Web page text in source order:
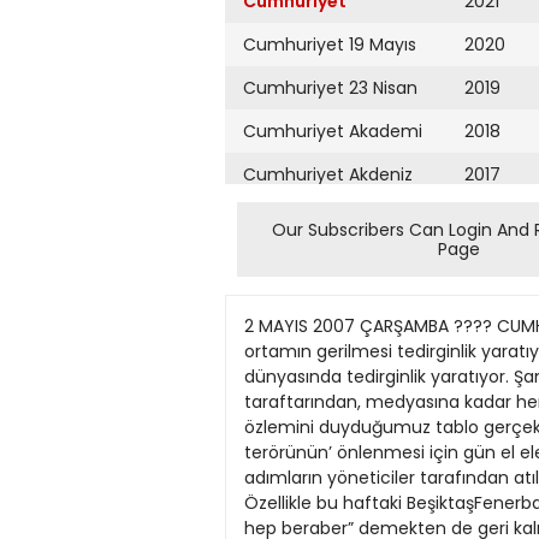
Cumhuriyet 19 Mayıs
Cumhuriyet 23 Nisan
Cumhuriyet Akademi
Cumhuriyet Akdeniz
Cumhuriyet Alışveriş
Cumhuriyet Ankara
Cumhuriyet Büyük
Taaruz
Cumhuriyet
Cumartesi
Cumhuriyet Çevre
2020
2019
2018
2017
2016
2015
2013
2012
2011
2010
2009
Our Subscribers Can Login And
Page
2 MAYIS 2007 ÇARŞAMBA ???? CUMHURİYET SAYFA SPOR spor?cumhuriyet.com.tr 19 Turkcell Süper Lig’de son 4 haftaya girilirken ortamın gerilmesi tedirginlik yaratıyor Kavga istemiyoruz T urkcell Süper Lig’de son 4 haftaya girilirken ortamın gerilmesi futbol dünyasında tedirginlik yaratıyor. Şampiyonluk ve ligde kalma mücadelesinin kızıştığı bir ortamda, yöneticisinden futbolcusuna, taraftarından, medyasına kadar herkesin üzerine düşen görevi yapması gerektiğine inanıyoruz. Bu sorumluluk bilinciyle hareket edilirse, özlemini duyduğumuz tablo gerçekleşebilir. Kin ve nefret tohumlarının ekildiği bu günlerde, Türk futbolunun kanayan yarası ‘tribün terörünün’ önlenmesi için gün el ele verip bu kirliliğe son verme günüdür...Görüşlerini aldığımız futbol adamları, “Temiz Futbol” adına ilk adımların yöneticiler tarafından atılması, bununla birlikte aile içindeki herkesin taşın altına ellerini sokması gerektiğine dikkat çektiler. Özellikle bu haftaki BeşiktaşFenerbahçe derbisi öncesi ortamın yumuşatılması gerektiğini savunan futbol adamları, “Temiz futbol için hep beraber” demekten de geri kalmadılar. ‘HERKES DİKKATLİ OLMALI’ Erdoğan Arıpınar (TMOK Fair Play Komitesi Ertuğrul Dilek (Eski hakem): Yıllarca hakemlik yaptım. 50’ye yakın Başkanı): Fair Play futbolun gerçeği. Bunu unutmamak derbi yönettim. Eskiden bu tip şeyler asla yaşanmazdı. İnsanlar yan yana gerekir. Saha içinde bir olay yaşanacağını düşünmüyorum. maç izlerlerdi. Bugünkü durumda herkes politika yapıyor. Herkes Çünkü futbolcularımız profesyonel. Ancak tribünler çok kendini kurtarmanın peşinde. İşte gördünüz, bu hafta hakem gayet güzel dikatli olmalı ve camialarını düşünmeli. bir maç yönetti, Futbol hepimizin. Bir an önce önlem alınmazsa, futbolu Esat Yılmaer (TSYD Başkanı): Futbol keyif veren bir kaybedeceğiz. Gördünüz işte seyirci yavaş yavaş statlardan çekiliyor. oyun ancak oyun olduğu unutulmamalı. İki önemli camianın Erkan Arseven (Beşiktaşlı eski futbolcu): Her şeyden önce siyaseti, ne ilk ne de son maçları. Büyüklüklerine yakışır bir karşılaşma futbolun içine çekmemek lazım. Futbolu herkes merakla takip ediyor. bekliyoruz onlardan. F.Bahçelisi, Beşiktaşlısı herkes futbolu seviyor ama futbola siyaset Orhan Ertanhan (TSYD Asbaşkanı): Karşılaşmanın saha girdiğinde, başka şeyler işin içine giriyor. Maça gelirsek, başkanlara TURGAY ATASÜ içinde olduğunu unutmamak gerekli. büyük görev düşüyor. Futbolcular zaten gereken dikkati göstereceklerdir. Kaybetmek dünyanın sonu değil. Beşiktaş camiası Şükrü Özcan Oal (Eski Hakem): Sporun ruhu dostluk. Spor, olsa olsa insanların Saracoğlu’nda yapılanların aksini yapmalı çünkü Beşiktaş kaynaşması ve hoşça vakit geçirmesi için bir araç